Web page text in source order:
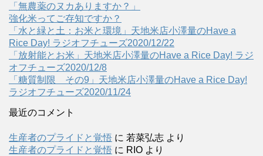
「無農薬のヌカありますか？」
強化米ってご存知ですか？
「水と緑と土：お米と環境」天地米店小澤量のHave a
Rice Day! ラジオフチューズ2020/12/22
「放射能とお米」天地米店小澤量のHave a Rice Day! ラジ
オフチューズ2020/12/8
「糖質制限 その9」天地米店小澤量のHave a Rice Day!
ラジオフチューズ2020/11/24
最近のコメント
生産者のプライドと覚悟 に 若菜弘志 より
生産者のプライドと覚悟 に RIO より